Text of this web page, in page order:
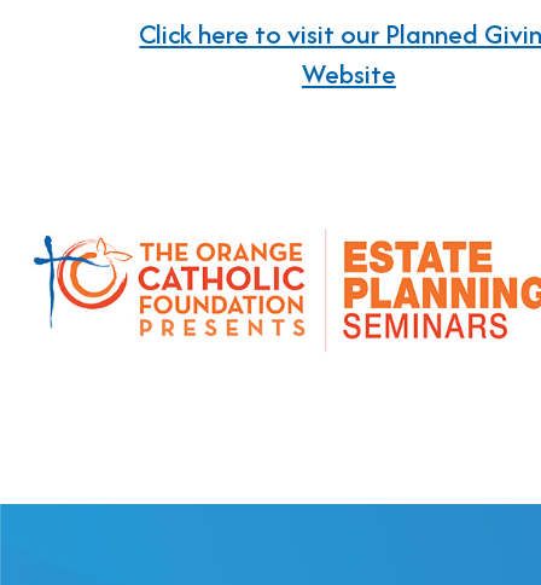
Click here to visit our Planned
Website